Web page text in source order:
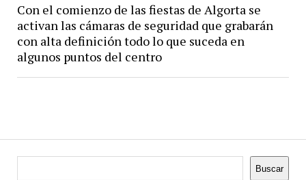
Con el comienzo de las fiestas de Algorta se
activan las cámaras de seguridad que grabarán
con alta definición todo lo que suceda en
algunos puntos del centro
Buscar